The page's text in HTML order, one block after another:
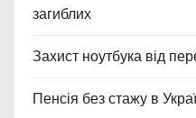
загиблих
Захист ноутбука від
Пенсія без стажу в